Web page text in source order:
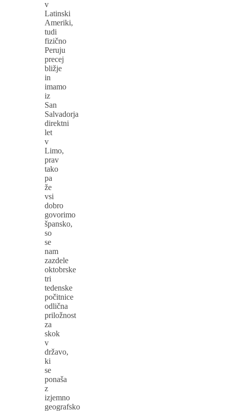
v
Latinski
Ameriki,
tudi
fizično
Peruju
precej
bližje
in
imamo
iz
San
Salvadorja
direktni
let
v
Limo,
prav
tako
pa
že
vsi
dobro
govorimo
špansko,
so
se
nam
zazdele
oktobrske
tri
tedenske
počitnice
odlična
priložnost
za
skok
v
državo,
ki
se
ponaša
z
izjemno
geografsko